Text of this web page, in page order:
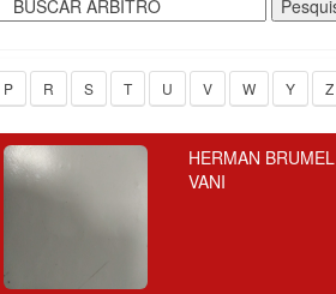
P R S T U V W Y Z
HERMAN BRUMEL
VANI